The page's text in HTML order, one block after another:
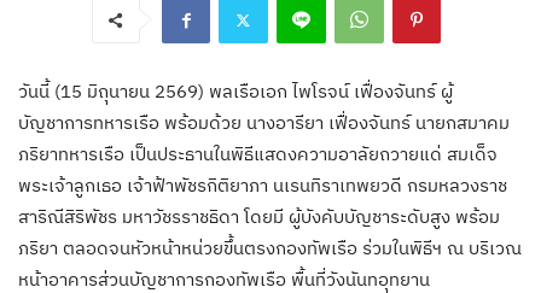
วันนี้ (15 มิถุนายน 2569) พลเรือเอก ไพโรจน์ เฟื่องจันทร์ ผู้
บัญชาการทหารเรือ พร้อมด้วย นางอารียา เฟื่องจันทร์ นายกสมาคม
ภริยาทหารเรือ เป็นประธานในพิธีแสดงความอาลัยถวายแด่ สมเด็จ
พระเจ้าลูกเธอ เจ้าฟ้าพัชรกิติยาภา นเรนทิราเทพยวดี กรมหลวงราช
สาริณีสิริพัชร มหาวัชรราชธิดา โดยมี ผู้บังคับบัญชาระดับสูง พร้อม
ภริยา ตลอดจนหัวหน้าหน่วยขึ้นตรงกองทัพเรือ ร่วมในพิธีฯ ณ บริเวณ
หน้าอาคารส่วนบัญชาการกองทัพเรือ พื้นที่วังนันทอุทยาน